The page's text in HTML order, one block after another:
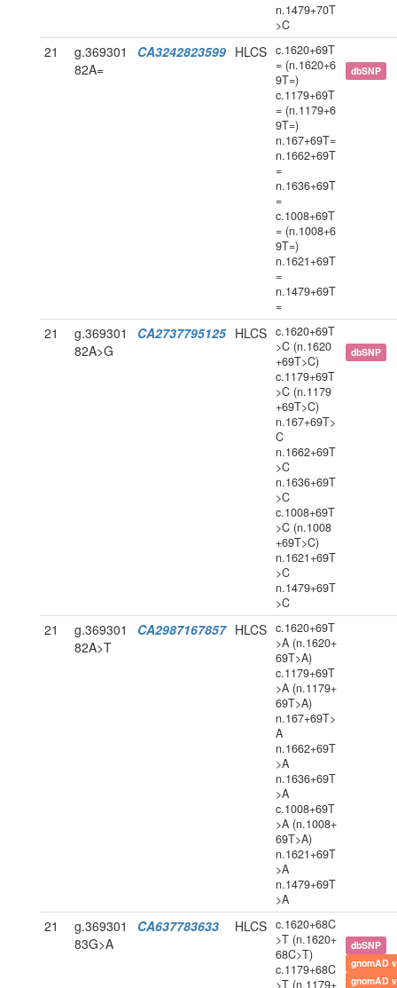
n.1479+70T
>C
21
g.369301
82A=
CA3242823599 HLCS c.1620+69T
= (n.1620+6
9T=)
c.1179+69T
= (n.1179+6
9T=)
n.167+69T=
n.1662+69T
=
n.1636+69T
=
c.1008+69T
= (n.1008+6
9T=)
n.1621+69T
=
n.1479+69T
=
dbSNP
21
g.369301
82A>G
CA2737795125 HLCS c.1620+69T
>C (n.1620
+69T>C)
c.1179+69T
>C (n.1179
+69T>C)
n.167+69T>
C
n.1662+69T
>C
n.1636+69T
>C
c.1008+69T
>C (n.1008
+69T>C)
n.1621+69T
>C
n.1479+69T
>C
dbSNP
21
g.369301
82A>T
CA2987167857 HLCS c.1620+69T
>A (n.1620+
69T>A)
c.1179+69T
>A (n.1179+
69T>A)
n.167+69T>
A
n.1662+69T
>A
n.1636+69T
>A
c.1008+69T
>A (n.1008+
69T>A)
n.1621+69T
>A
n.1479+69T
>A
21
g.369301
83G>A
CA637783633 HLCS c.1620+68C
>T (n.1620+
68C>T)
c.1179+68C
>T (n.1179+
dbSNP
gnomAD
gnomAD